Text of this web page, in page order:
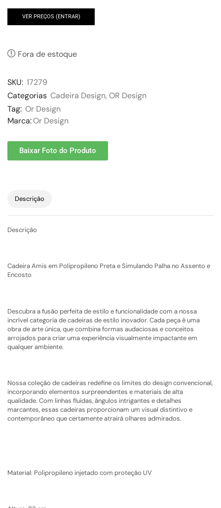
VER PREÇOS (ENTRAR)
Fora de estoque
SKU: 17279
Categorias Cadeira Design, OR Design
Tag: Or Design
Marca:Or Design
Baixar Foto do Produto
Descrição
Descrição
Cadeira Amis em Polipropileno Preta e Simulando Palha no Assento e
Encosto
Descubra a fusão perfeita de estilo e funcionalidade com a nossa
incrível categoria de cadeiras de estilo inovador. Cada peça é uma
obra de arte única, que combina formas audaciosas e conceitos
arrojados para criar uma experiência visualmente impactante em
qualquer ambiente.
Nossa coleção de cadeiras redefine os limites do design convencional,
incorporando elementos surpreendentes e materiais de alta
qualidade. Com linhas fluidas, ângulos intrigantes e detalhes
marcantes, essas cadeiras proporcionam um visual distintivo e
contemporâneo que certamente atrairá olhares admirados.
Material: Polipropileno injetado com proteção UV